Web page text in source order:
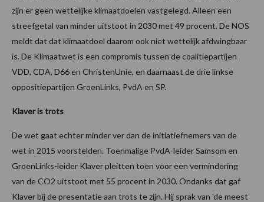
zijn er geen wettelijke klimaatdoelen vastgelegd. Alleen een
streefgetal van minder uitstoot in 2030 met 49 procent. De NOS
meldt dat dat klimaatdoel daarom ook niet wettelijk afdwingbaar
is. De Klimaatwet is een compromis tussen de coalitiepartijen
VDD, CDA, D66 en ChristenUnie, en daarnaast de drie linkse
oppositiepartijen GroenLinks, PvdA en SP.
Klaver is trots
De wet gaat echter minder ver dan de initiatiefnemers van de
wet in 2015 voorstelden. Toenmalige PvdA-leider Samsom en
GroenLinks-leider Klaver pleitten toen voor een vermindering
van de CO2 uitstoot met 55 procent in 2030. Ondanks dat gaf
Klaver bij de presentatie aan trots te zijn. Hij sprak van 'de meest